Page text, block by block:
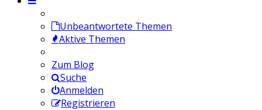
Unbeantwortete Themen
Aktive Themen
Zum Blog
Suche
Anmelden
Registrieren